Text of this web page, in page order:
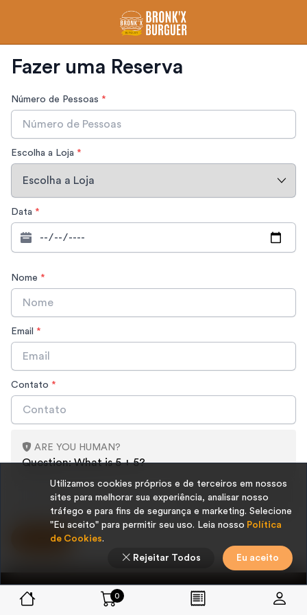
Fazer uma Reserva
Número de Pessoas *
Escolha a Loja *
Data *
Nome *
Email *
Contato *
ARE YOU HUMAN?
Question: What is 5 + 5?
Submit
Formas de Pagamento Links Úteis
0
Utilizamos cookies próprios e de terceiros em nossos
sites para melhorar sua experiência, analisar nosso
tráfego e para fins de segurança e marketing. Selecione
"Eu aceito" para permitir seu uso. Leia nosso Política
de Cookies.
Rejeitar Todos
Eu aceito